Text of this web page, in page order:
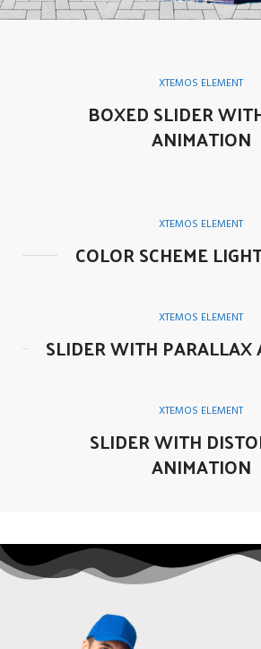
XTEMOS ELEMENT
BOXED SLIDER
ANIMATION
XTEMOS ELEMENT
COLOR SCHEME
XTEMOS ELEMENT
SLIDER WITH
XTEMOS ELEMENT
SLIDER WITH
ANIMATION